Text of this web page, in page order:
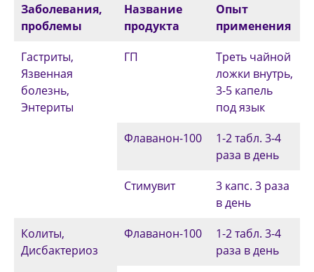
Заболевания,
проблемы
Название
продукта
Опыт
применения
Гастриты,
Язвенная
болезнь,
Энтериты
ГП
Треть чайной
ложки внутрь,
3-5 капель
под язык
Флаванон-100
1-2 табл. 3-4
раза в день
Стимувит
3 капс. 3 раза
в день
Колиты,
Дисбактериоз
Флаванон-100
1-2 табл. 3-4
раза в день